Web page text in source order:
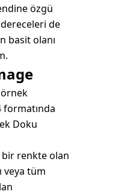
özgü
de
basit olanı
formatında
Doku
renkte olan
veya tüm